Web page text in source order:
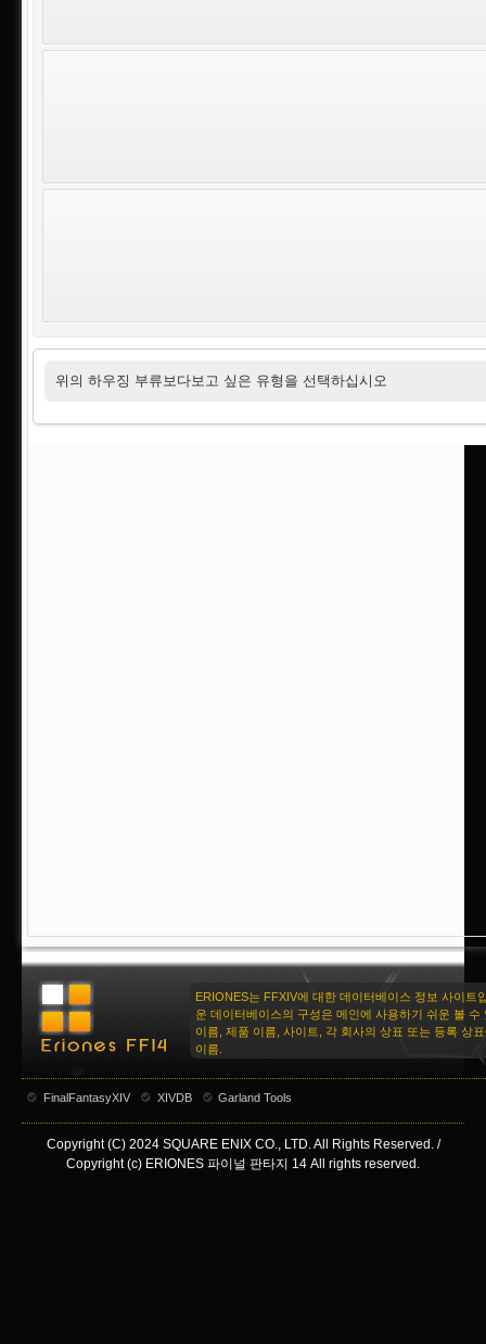
위의 하우징 부류보다보고 싶은 유형을 선택하십시오
ERIONES는 FFXIV에 대한 데이터베이스 정보 사이트
운 데이터베이스의 구성은 메인에 사용하기 쉬운 볼 수
이름, 제품 이름, 사이트, 각 회사의 상표 또는 등록 상
이름.
FinalFantasyXIV XIVDB Garland Tools
Copyright (C) 2024 SQUARE ENIX CO., LTD. All Rights Reserved. /
Copyright (c) ERIONES 파이널 판타지 14 All rights reserved.